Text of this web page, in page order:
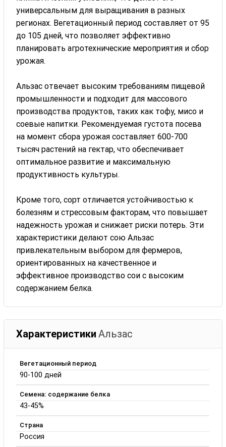
универсальным для выращивания в разных
регионах. Вегетационный период составляет от 95
до 105 дней, что позволяет эффективно
планировать агротехнические мероприятия и сбор
урожая.
Альзас отвечает высоким требованиям пищевой
промышленности и подходит для массового
производства продуктов, таких как тофу, мисо и
соевые напитки. Рекомендуемая густота посева
на момент сбора урожая составляет 600-700
тысяч растений на гектар, что обеспечивает
оптимальное развитие и максимальную
продуктивность культуры.
Кроме того, сорт отличается устойчивостью к
болезням и стрессовым факторам, что повышает
надежность урожая и снижает риски потерь. Эти
характеристики делают сою Альзас
привлекательным выбором для фермеров,
ориентированных на качественное и
эффективное производство сои с высоким
содержанием белка.
Характеристики Альзас
Вегетационный период
90-100 дней
Семена: содержание белка
43-45%
Страна
Россия